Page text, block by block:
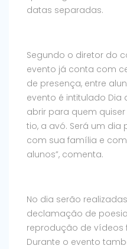
datas separadas.
Segundo o diretor do
evento já conta com
de presença, entre
evento é intitulado Dia
abrir para quem
tio, a avó. Será um
com sua família e
alunos”, comenta.
No dia serão
declamação de
reprodução de vídeos
Durante o evento